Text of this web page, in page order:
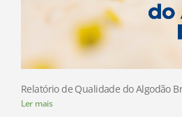
Relatório de Qualidade do Algodão
Ler mais